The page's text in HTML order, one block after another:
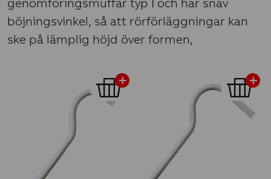
böjningsvinkel, så att rörförläggningar kan
ske på lämplig höjd över formen,